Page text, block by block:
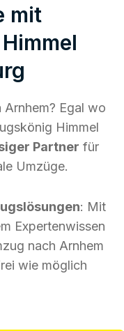
mit
Arnhem? Egal wo
Himmel
Partner für
Umzüge.
: Mit
Expertenwissen
nach Arnhem
wie möglich